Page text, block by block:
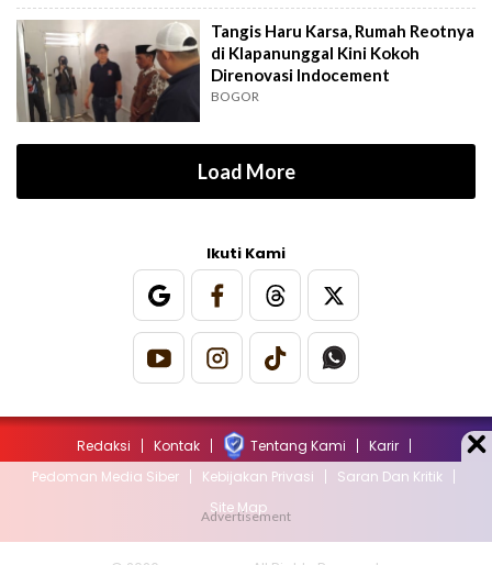
Tangis Haru Karsa, Rumah Reotnya
di Klapanunggal Kini Kokoh
Direnovasi Indocement
BOGOR
Load More
Ikuti Kami
Redaksi Kontak Tentang Kami
Karir
Pedoman Media Siber
Kebijakan Privasi
Saran Dan Kritik
Site Map